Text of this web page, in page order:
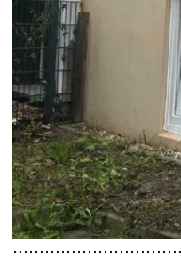
berlin
nord
wahrheit
verlag
verlag
veranstaltungen
shop